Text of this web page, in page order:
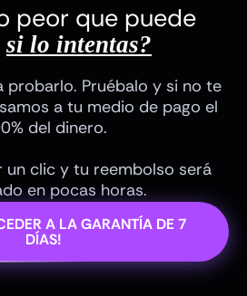
peor que puede
si lo intentas?
probarlo. Pruébalo y si no te
a tu medio de pago el
del dinero.
un clic y tu reembolso será
en pocas horas.
A LA GARANTÍA DE 7
DÍAS!